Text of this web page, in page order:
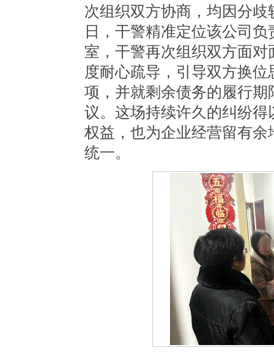
次组织双方协商，均因分
日，干警精准定位该公司
室，干警再次组织双方面
度耐心疏导，引导双方换
项，并就剩余债务的履行
议。这场持续许久的纠纷
权益，也为企业经营留有
统一。